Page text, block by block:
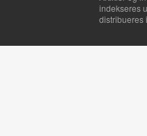
indekseres
distribueres